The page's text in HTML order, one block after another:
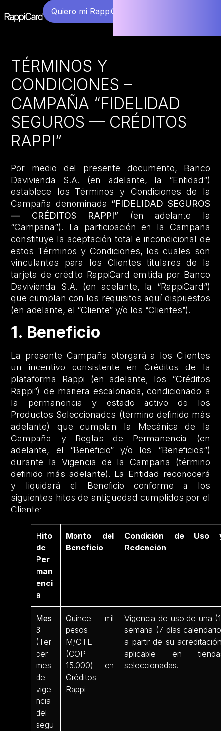
Quiero mi RappiCard
TÉRMINOS Y
CONDICIONES –
CAMPAÑA “FIDELIDAD
SEGUROS — CRÉDITOS
RAPPI”
Por medio del presente documento, Banco
Davivienda S.A. (en adelante, la “Entidad”)
establece los Términos y Condiciones de la
Campaña denominada “FIDELIDAD SEGUROS
— CRÉDITOS RAPPI” (en adelante la
“Campaña”). La participación en la Campaña
constituye la aceptación total e incondicional de
estos Términos y Condiciones, los cuales son
vinculantes para los Clientes titulares de la
tarjeta de crédito RappiCard emitida por Banco
Davivienda S.A. (en adelante, la “RappiCard”)
que cumplan con los requisitos aquí dispuestos
(en adelante, el “Cliente” y/o los “Clientes”).
1. Beneficio
La presente Campaña otorgará a los Clientes
un incentivo consistente en Créditos de la
plataforma Rappi (en adelante, los “Créditos
Rappi”) de manera escalonada, condicionado a
la permanencia y estado activo de los
Productos Seleccionados (término definido más
adelante) que cumplan la Mecánica de la
Campaña y Reglas de Permanencia (en
adelante, el “Beneficio” y/o los “Beneficios”)
durante la Vigencia de la Campaña (término
definido más adelante). La Entidad reconocerá
y liquidará el Beneficio conforme a los
siguientes hitos de antigüedad cumplidos por el
Cliente:
Hito
de
Per
man
enci
a
Monto del
Beneficio
Condición de Uso
Redención
Mes
3
(Ter
cer
mes
de
vige
ncia
del
segu
Quince mil
pesos
M/CTE
(COP
15.000) en
Créditos
Rappi
Vigencia de uso de una
semana (7 días
a partir de su
aplicable en
seleccionadas.